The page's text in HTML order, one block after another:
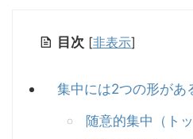
目次 [非表示]
集中には2つの形があ
随意的集中（ト